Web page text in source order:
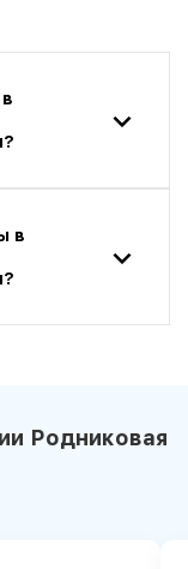
в
Родниковая